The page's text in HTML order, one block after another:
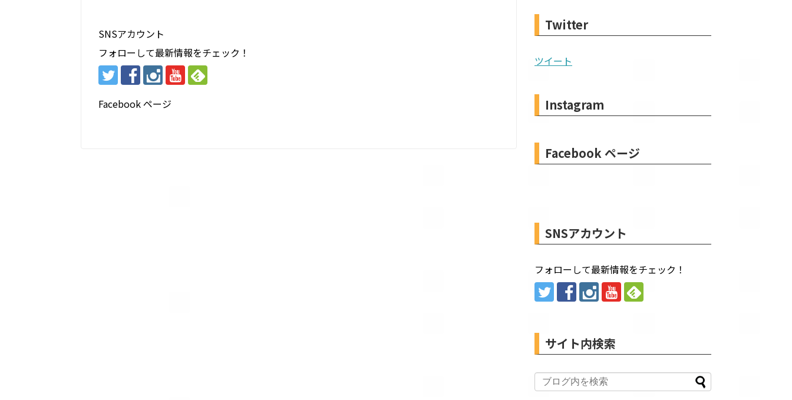
SNSアカウント
フォローして最新情報をチェック！
Facebook ページ
Twitter
ツイート
Instagram
Facebook ページ
SNSアカウント
フォローして最新情報をチェック！
サイト内検索